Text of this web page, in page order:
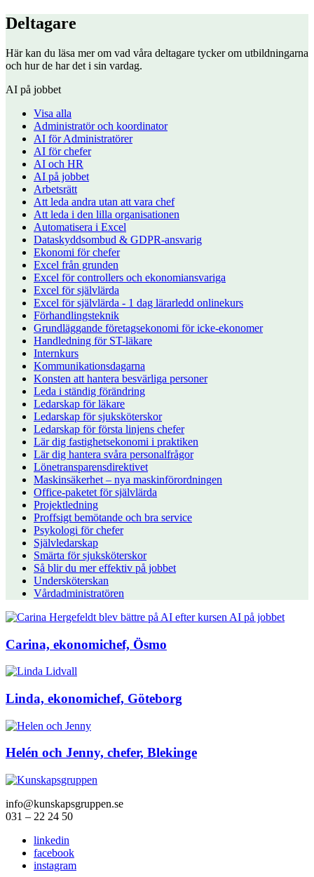
Deltagare
Här kan du läsa mer om vad våra deltagare tycker om utbildningarna
och hur de har det i sin vardag.
AI på jobbet
Visa alla
Administratör och koordinator
AI för Administratörer
AI för chefer
AI och HR
AI på jobbet
Arbetsrätt
Att leda andra utan att vara chef
Att leda i den lilla organisationen
Automatisera i Excel
Dataskyddsombud & GDPR-ansvarig
Ekonomi för chefer
Excel från grunden
Excel för controllers och ekonomiansvariga
Excel för självlärda
Excel för självlärda - 1 dag lärarledd onlinekurs
Förhandlingsteknik
Grundläggande företagsekonomi för icke-ekonomer
Handledning för ST-läkare
Internkurs
Kommunikationsdagarna
Konsten att hantera besvärliga personer
Leda i ständig förändring
Ledarskap för läkare
Ledarskap för sjuksköterskor
Ledarskap för första linjens chefer
Lär dig fastighetsekonomi i praktiken
Lär dig hantera svåra personalfrågor
Lönetransparensdirektivet
Maskinsäkerhet – nya maskinförordningen
Office-paketet för självlärda
Projektledning
Proffsigt bemötande och bra service
Psykologi för chefer
Självledarskap
Smärta för sjuksköterskor
Så blir du mer effektiv på jobbet
Undersköterskan
Vårdadministratören
Carina, ekonomichef, Ösmo
Linda, ekonomichef, Göteborg
Helén och Jenny, chefer, Blekinge
info@kunskapsgruppen.se
031 – 22 24 50
linkedin
facebook
instagram